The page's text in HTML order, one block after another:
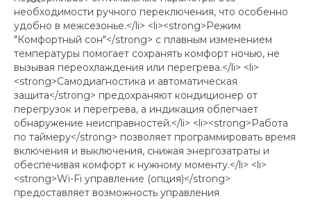
необходимости ручного переключения, что особенно
удобно в межсезонье.</li> <li><strong>Режим
"Комфортный сон"</strong> с плавным изменением
температуры помогает сохранять комфорт ночью, не
вызывая переохлаждения или перегрева.</li> <li>
<strong>Самодиагностика и автоматическая
защита</strong> предохраняют кондиционер от
перегрузок и перегрева, а индикация облегчает
обнаружение неисправностей.</li> <li><strong>Работа
по таймеру</strong> позволяет программировать время
включения и выключения, снижая энергозатраты и
обеспечивая комфорт к нужному моменту.</li> <li>
<strong>Wi-Fi управление (опция)</strong>
предоставляет возможность управления